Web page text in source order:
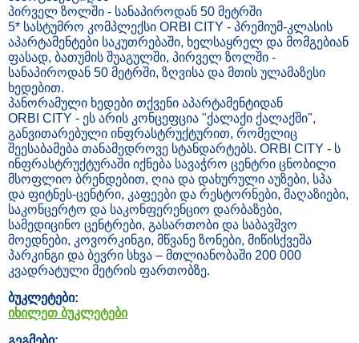
პირველ ზოლში - სანაპიროდან 50 მეტრში
5* სასტუმრო კომპლექსი ORBI CITY - პრემიუმ-კლასის
აპარტამენტები საკუთრებაში, ხელსაყრელ და მომგებიან
ფასად, ბათუმის შუაგულში, პირველ ზოლში -
სანაპიროდან 50 მეტრში, ზღვისა და მთის ულამაზესი
ხედებით.
პანორამული ხედები თქვენი აპარტამენტიდან
ORBI CITY - ეს არის კონცეფცია "ქალაქი ქალაქში",
განვითარებული ინფრასტრუქტურით, რომელიც
შეესაბამება თანამედროვე სტანდარტებს. ORBI CITY - ს
ინფრასტრუქტურაში იქნება სავაჭრო ცენტრი ცნობილი
მსოფლიო ბრენდებით, ღია და დახურული აუზები, სპა
და ფიტნეს-ცენტრი, კაფეები და რესტორნები, მაღაზიები,
საკონცერტო და საკონფერენციო დარბაზები,
სამედიცინო ცენტრები, გასართობი და საბავშვო
მოედნები, კოვორკინგი, მწვანე ზონები, მიწისქვეშა
პარკინგი და ბევრი სხვა – მთლიანობაში 200 000
კვადრატული მეტრის ფართობზე.
ბუკლეტები:
იხილეთ ბუკლეტები